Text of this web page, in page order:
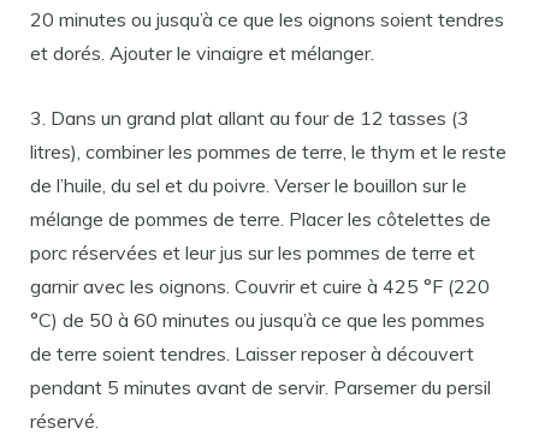
20 minutes ou jusqu’à ce que les oignons soient tendres
et dorés. Ajouter le vinaigre et mélanger.
3. Dans un grand plat allant au four de 12 tasses (3
litres), combiner les pommes de terre, le thym et le reste
de l’huile, du sel et du poivre. Verser le bouillon sur le
mélange de pommes de terre. Placer les côtelettes de
porc réservées et leur jus sur les pommes de terre et
garnir avec les oignons. Couvrir et cuire à 425 °F (220
°C) de 50 à 60 minutes ou jusqu’à ce que les pommes
de terre soient tendres. Laisser reposer à découvert
pendant 5 minutes avant de servir. Parsemer du persil
réservé.